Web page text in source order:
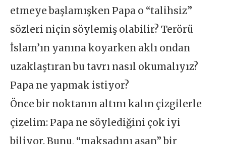
etmeye başlamışken Papa o “talihsiz”
sözleri niçin söylemiş olabilir? Terörü
İslam’ın yanına koyarken aklı ondan
uzaklaştıran bu tavrı nasıl okumalıyız?
Papa ne yapmak istiyor?
Önce bir noktanın altını kalın çizgilerle
çizelim: Papa ne söylediğini çok iyi
biliyor. Bunu, “maksadını aşan” bir